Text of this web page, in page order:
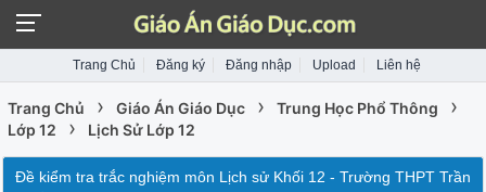
Trang Chủ Đăng ký Đăng nhập Upload Liên hệ
Trang Chủ › Giáo Án Giáo Dục › Trung Học Phổ Thông ›
Lớp 12 › Lịch Sử Lớp 12
Đề kiểm tra trắc nghiệm môn Lịch sử Khối 12 - Trường THPT Trần